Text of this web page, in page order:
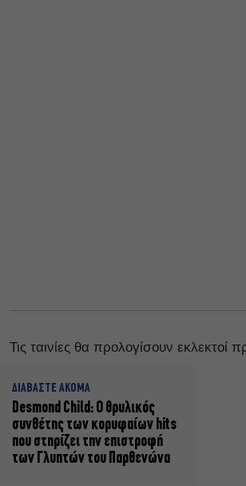
Τις ταινίες θα προλογίσουν εκλεκτοί
ΔΙΑΒΑΣΤΕ ΑΚΟΜΑ
Desmond Child: Ο θρυλικός
συνθέτης των κορυφαίων hits
που στηρίζει την επιστροφή
των Γλυπτών του Παρθενώνα